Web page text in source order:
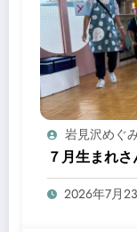
岩見沢めぐ
７月生まれ
2026年7月